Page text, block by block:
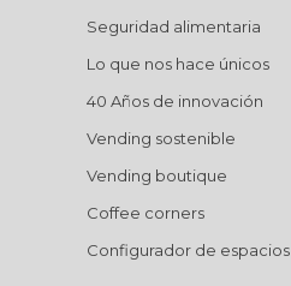
Seguridad alimentaria
Lo que nos hace únicos
40 Años de innovación
Vending sostenible
Vending boutique
Coffee corners
Configurador de espacios